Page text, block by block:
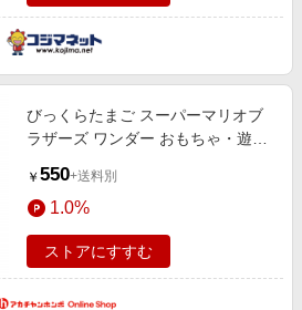
びっくらたまご スーパーマリオブ
ラザーズ ワンダー おもちゃ・遊
ル・お風呂のおもちゃ
￥ 550+送料別
1.0%
ストアにすすむ